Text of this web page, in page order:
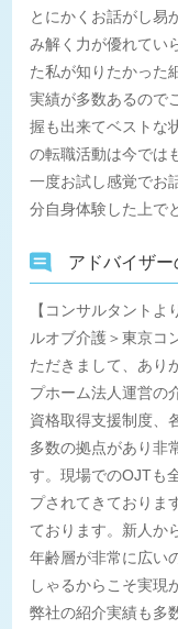
とにかくお話がし易
み解く力が優れてい
た私が知りたかった
実績が多数あるので
握も出来てベストな
の転職活動は今では
一度お試し感覚でお
分自身体験した上で
アドバイザ
【コンサルタント
ルオブ介護＞東京コ
ただきまして、あり
プホーム法人運営の
資格取得支援制度、
多数の拠点があり非
す。現場でのOJTも
プされてきておりま
ております。新人か
年齢層が非常に広い
しゃるからこそ実現
弊社の紹介実績も多